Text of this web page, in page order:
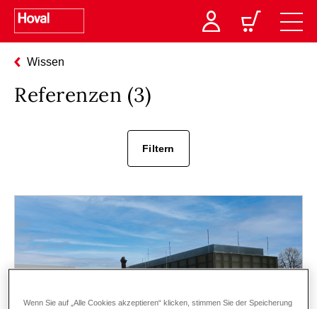
Wissen
Referenzen (3)
Filtern
Wenn Sie auf „Alle Cookies akzeptieren“ klicken, stimmen Sie der Speicherung